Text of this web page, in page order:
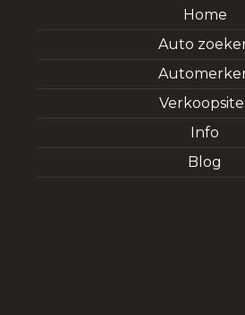
Home
Auto
Info
Blog